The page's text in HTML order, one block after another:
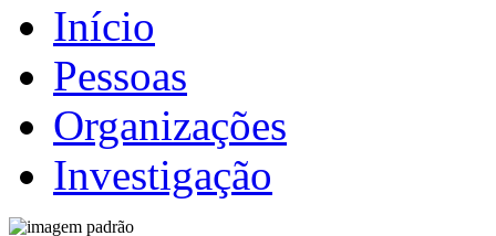
Início
Pessoas
Organizações
Investigação